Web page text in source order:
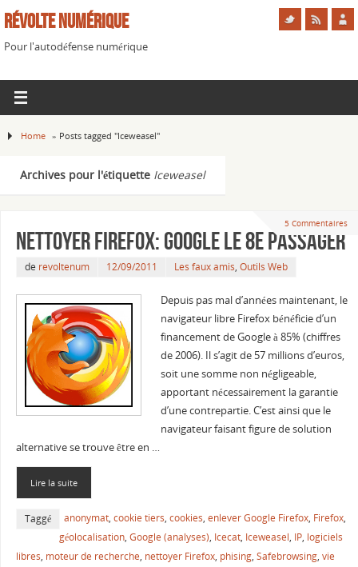
Révolte Numérique
Pour l'autodéfense numérique
Home » Posts tagged "Iceweasel"
Archives pour l'étiquette Iceweasel
5 Commentaires
Nettoyer Firefox: Google le 8e passager
de revoltenum 12/09/2011 Les faux amis, Outils Web
Depuis pas mal d’années maintenant, le
navigateur libre Firefox bénéficie d’un
financement de Google à 85% (chiffres
de 2006). Il s’agit de 57 millions d’euros,
soit une somme non négligeable,
apportant nécessairement la garantie
d’une contrepartie. C’est ainsi que le
navigateur faisant figure de solution
alternative se trouve être en …
Lire la suite
Taggé anonymat, cookie tiers, cookies, enlever Google Firefox, Firefox,
géolocalisation, Google (analyses), Icecat, Iceweasel, IP, logiciels
libres, moteur de recherche, nettoyer Firefox, phising, Safebrowsing, vie